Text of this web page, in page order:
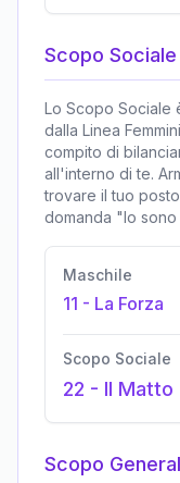
Scopo Sociale
Lo Scopo Sociale
dalla Linea
compito di
all'interno di te.
trovare il tuo
domanda "Io
Maschile
11 - La Forza
Scopo Sociale
22 - Il Matto
Scopo